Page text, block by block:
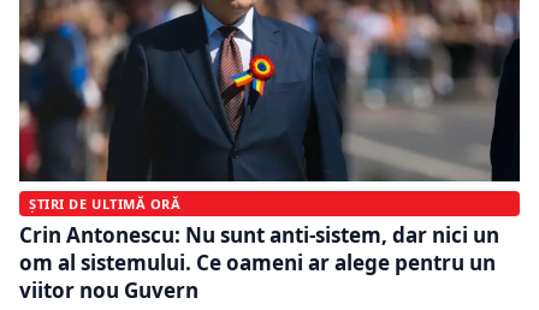
ȘTIRI DE ULTIMĂ ORĂ
Crin Antonescu: Nu sunt anti-sistem, dar nici un
om al sistemului. Ce oameni ar alege pentru un
viitor nou Guvern